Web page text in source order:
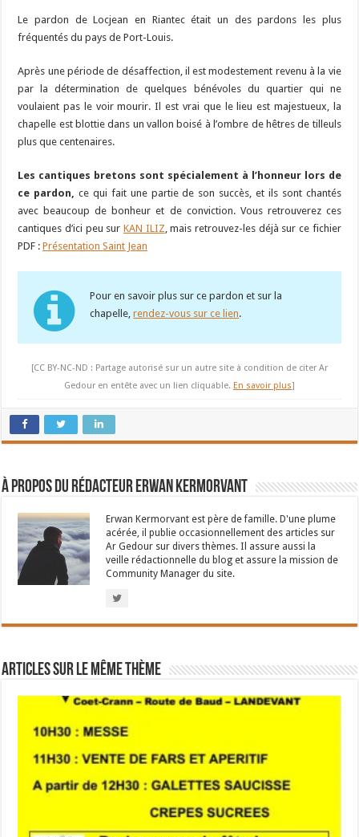
Le pardon de Locjean en Riantec était un des pardons les plus
fréquentés du pays de Port-Louis.
Après une période de désaffection, il est modestement revenu à la vie
par la détermination de quelques bénévoles du quartier qui ne
voulaient pas le voir mourir. Il est vrai que le lieu est majestueux, la
chapelle est blottie dans un vallon boisé à l’ombre de hêtres de tilleuls
plus que centenaires.
Les cantiques bretons sont spécialement à l’honneur lors de
ce pardon,
ce qui fait une partie de son succès, et ils sont chantés
avec beaucoup de bonheur et de conviction. Vous retrouverez ces
cantiques d’ici peu sur KAN ILIZ , mais retrouvez-les déjà sur ce fichier
PDF :Présentation Saint Jean
Pour en savoir plus sur ce pardon et sur la
chapelle,rendez-vous sur ce lien.
[CC BY-NC-ND : Partage autorisé sur un autre site à condition de citer Ar
Gedour en entête avec un lien cliquable. En savoir plus]
À propos du rédacteur Erwan Kermorvant
Erwan Kermorvant est père de famille. D'une plume
acérée, il publie occasionnellement des articles sur
Ar Gedour sur divers thèmes. Il assure aussi la
veille rédactionnelle du blog et assure la mission de
Community Manager du site.
Articles sur le même thème